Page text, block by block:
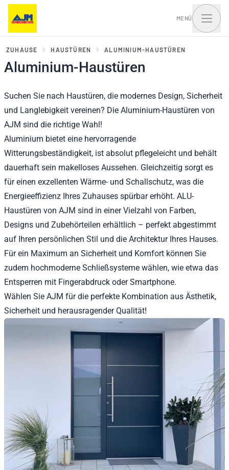
MENÜ
und Schiebesysteme
ZUHAUSE HAUSTÜREN ALUMINIUM-HAUSTÜREN
Aluminium-Haustüren
Suchen Sie nach Haustüren, die modernes Design, Sicherheit
und Langlebigkeit vereinen? Die Aluminium-Haustüren von
AJM sind die richtige Wahl!
Aluminium bietet eine hervorragende
Witterungsbeständigkeit, ist absolut pflegeleicht und behält
dauerhaft sein makelloses Aussehen. Gleichzeitig sorgt es
für einen exzellenten Wärme- und Schallschutz, was die
Energieeffizienz Ihres Zuhauses spürbar erhöht. ALU-
Haustüren von AJM sind in einer Vielzahl von Farben,
Designs und Zubehörteilen erhältlich – perfekt abgestimmt
auf Ihren persönlichen Stil und die Architektur Ihres Hauses.
Für ein Maximum an Sicherheit und Komfort können Sie
zudem hochmoderne Schließsysteme wählen, wie etwa das
Entsperren mit Fingerabdruck oder Smartphone.
Wählen Sie AJM für die perfekte Kombination aus Ästhetik,
Sicherheit und herausragender Qualität!